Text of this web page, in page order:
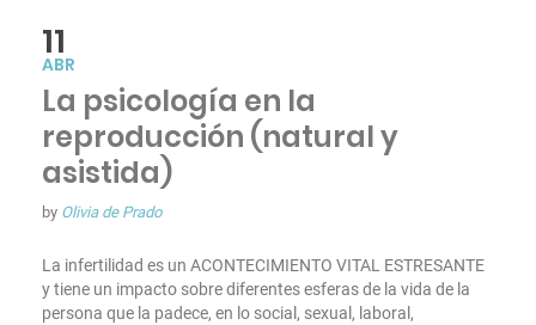
11
ABR
La psicología en la
reproducción (natural y
asistida)
by Olivia de Prado
La infertilidad es un ACONTECIMIENTO VITAL ESTRESANTE
y tiene un impacto sobre diferentes esferas de la vida de la
persona que la padece, en lo social, sexual, laboral,